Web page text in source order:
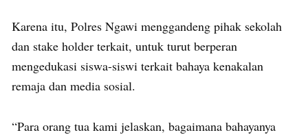
Karena itu, Polres Ngawi menggandeng pihak sekolah
dan stake holder terkait, untuk turut berperan
mengedukasi siswa-siswi terkait bahaya kenakalan
remaja dan media sosial.
“Para orang tua kami jelaskan, bagaimana bahayanya